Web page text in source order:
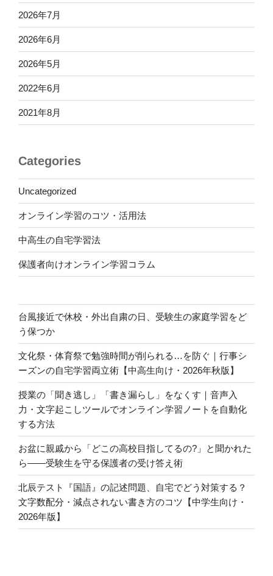
2026年7月
2026年6月
2026年5月
2022年6月
2021年8月
Categories
Uncategorized
オンライン学習のコツ・活用法
中高生の自宅学習法
保護者向けオンライン学習コラム
台風接近で休校・外出自粛の日、受験生の家庭学習をど
う保つか
文化祭・体育祭で勉強時間が削られる…を防ぐ｜行事シ
ーズンの自宅学習両立術【中高生向け・2026年秋版】
授業の「聞き逃し」「書き漏らし」をなくす｜音声入
力・文字起こしツールでオンライン学習ノートを自動化
する方法
お盆に親戚から「どこの高校目指してるの?」と聞かれた
ら――受験生を守る保護者の受け答え術
北辰テスト『国語』の記述問題、自宅でどう対策する？
文字数配分・減点されない書き方のコツ【中学生向け・
2026年版】